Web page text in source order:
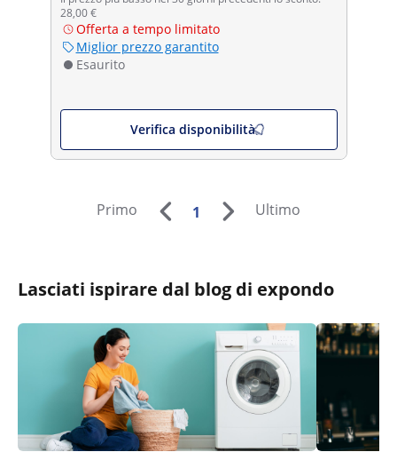
28,00 €
Offerta a tempo limitato
Miglior prezzo garantito
Esaurito
Verifica disponibilità
Primo 1 Ultimo
Lasciati ispirare dal blog di expondo